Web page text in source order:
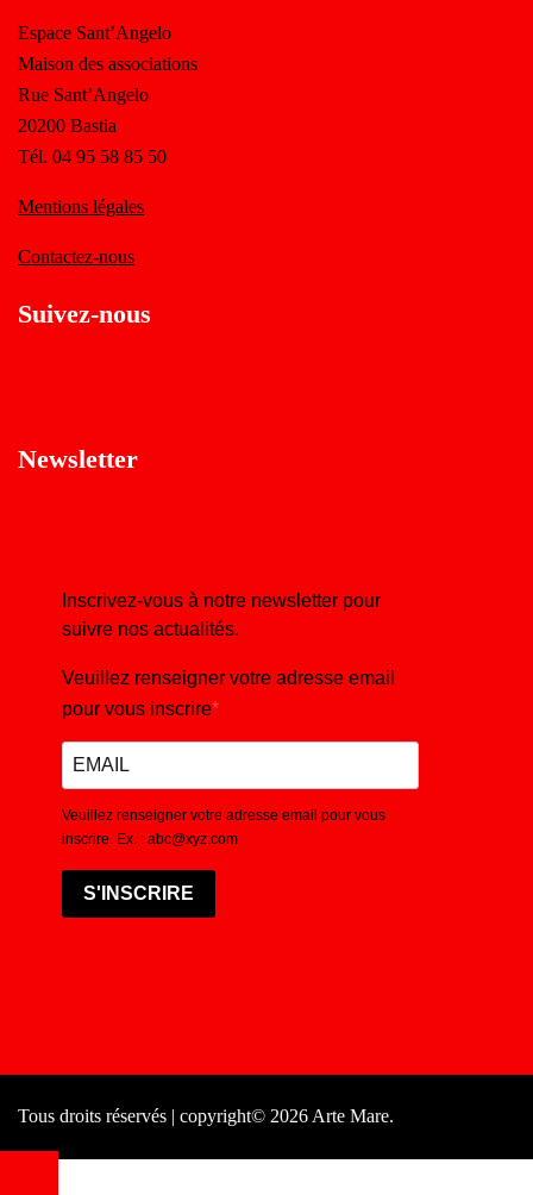
Espace Sant’Angelo
Maison des associations
Rue Sant’Angelo
20200 Bastia
Tél. 04 95 58 85 50
Mentions légales
Contactez-nous
Suivez-nous
Newsletter
Inscrivez-vous à notre newsletter pour
suivre nos actualités.
Veuillez renseigner votre adresse email
pour vous inscrire
Veuillez renseigner votre adresse email pour vous
inscrire. Ex. : abc@xyz.com
S'INSCRIRE
Tous droits réservés | copyright© 2026 Arte Mare.